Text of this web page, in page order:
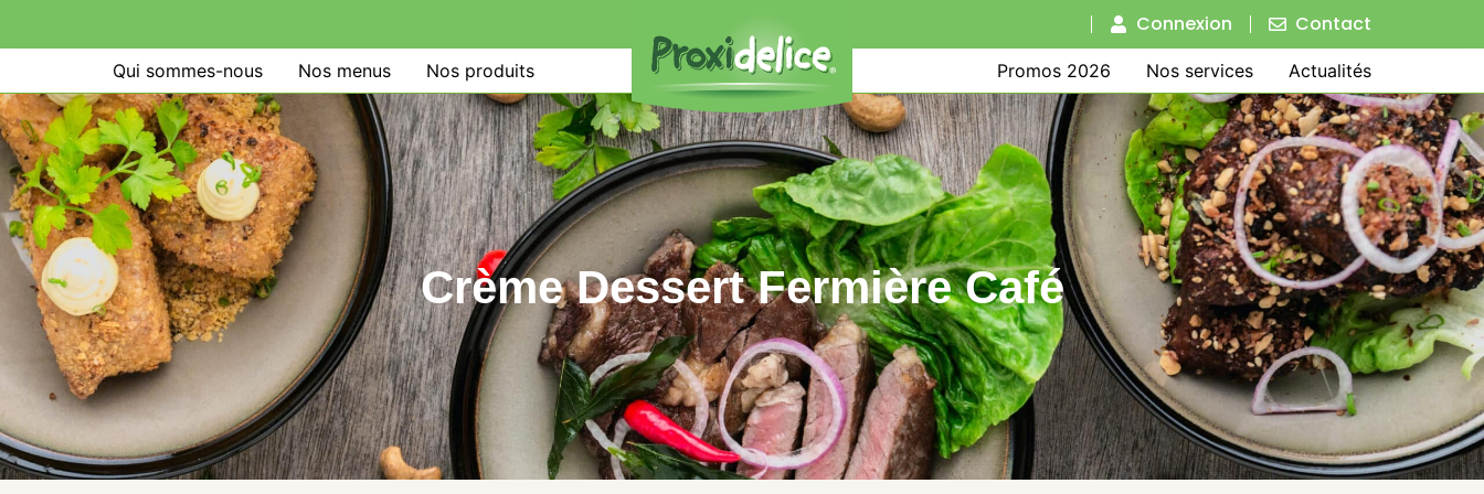
Connexion Contact
Qui sommes-nous Nos menus Nos produits Promos 2026 Nos services Actualités
Crème Dessert Fermière Café